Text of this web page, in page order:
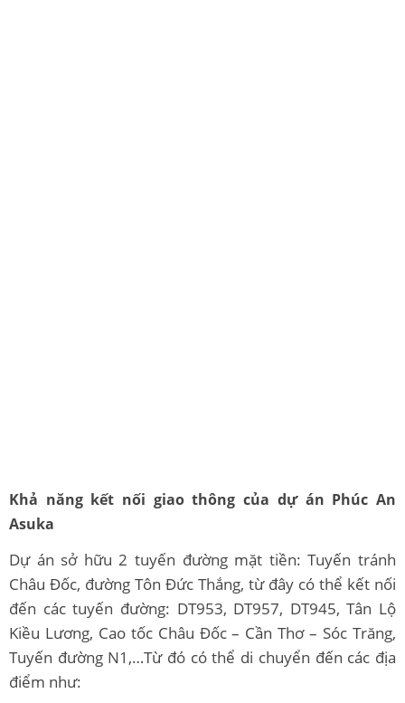
Khả năng kết nối giao thông của dự án Phúc An
Asuka
Dự án sở hữu 2 tuyến đường mặt tiền: Tuyến tránh
Châu Đốc, đường Tôn Đức Thắng, từ đây có thể kết nối
đến các tuyến đường: DT953, DT957, DT945, Tân Lộ
Kiều Lương, Cao tốc Châu Đốc – Cần Thơ – Sóc Trăng,
Tuyến đường N1,…Từ đó có thể di chuyển đến các địa
điểm như: